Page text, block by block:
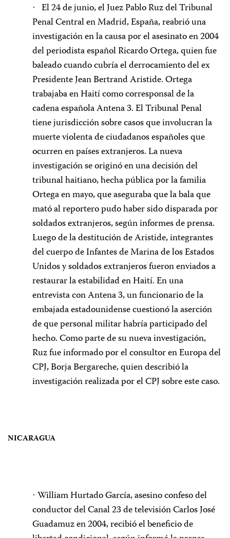
·
El 24 de junio, el Juez Pablo Ruz del Tribunal
Penal Central en Madrid, España, reabrió una
investigación en la causa por el asesinato en 2004
del periodista español Ricardo Ortega, quien fue
baleado cuando cubría el derrocamiento del ex
Presidente Jean Bertrand Aristide. Ortega
trabajaba en Haití como corresponsal de la
cadena española Antena 3. El Tribunal Penal
tiene jurisdicción sobre casos que involucran la
muerte violenta de ciudadanos españoles que
ocurren en países extranjeros. La nueva
investigación se originó en una decisión del
tribunal haitiano, hecha pública por la familia
Ortega en mayo, que aseguraba que la bala que
mató al reportero pudo haber sido disparada por
soldados extranjeros, según informes de prensa.
Luego de la destitución de Aristide, integrantes
del cuerpo de Infantes de Marina de los Estados
Unidos y soldados extranjeros fueron enviados a
restaurar la estabilidad en Haití. En una
entrevista con Antena 3, un funcionario de la
embajada estadounidense cuestionó la aserción
de que personal militar habría participado del
hecho. Como parte de su nueva investigación,
Ruz fue informado por el consultor en Europa del
CPJ, Borja Bergareche, quien describió la
investigación realizada por el CPJ sobre este caso.
NICARAGUA
· William Hurtado García, asesino confeso del
conductor del Canal 23 de televisión Carlos José
Guadamuz en 2004, recibió el beneficio de